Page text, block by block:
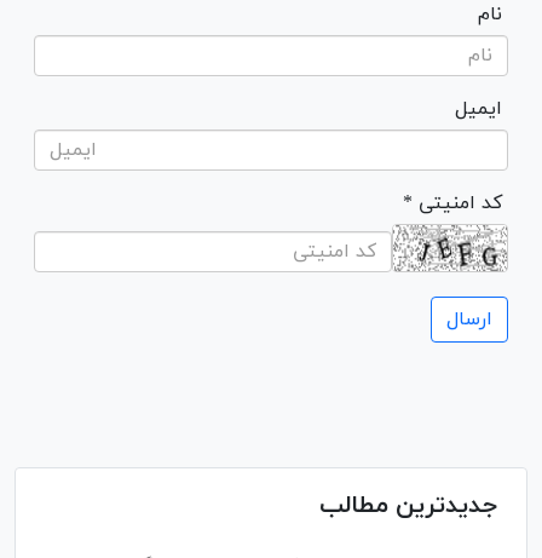
نام
ایمیل
* کد امنیتی
جدیدترین مطالب